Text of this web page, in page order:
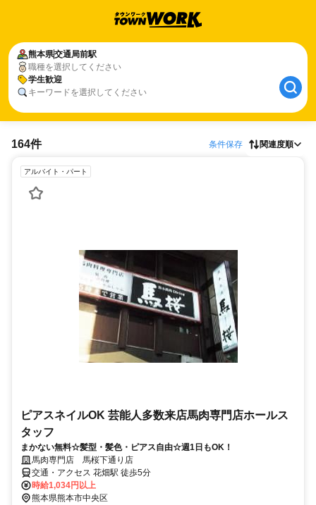
熊本県交通局前駅
職種を選択してください
学生歓迎
キーワードを選択してください
164件 条件保存 関連度順
アルバイト・パート
ピアスネイルOK 芸能人多数来店馬肉専門店ホールス
タッフ
まかない無料☆髪型・髪色・ピアス自由☆週1日もOK！
馬肉専門店 馬桜下通り店
交通・アクセス 花畑駅 徒歩5分
時給1,034円以上
熊本県熊本市中央区